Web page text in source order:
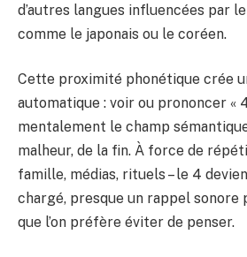
d’autres langues influencées par
comme le japonais ou le coréen.
Cette proximité phonétique crée
automatique : voir ou prononcer «
mentalement le champ
malheur, de la fin. À force de
famille, médias, rituels – le 4
chargé, presque un rappel sonore
que l’on préfère éviter de penser.